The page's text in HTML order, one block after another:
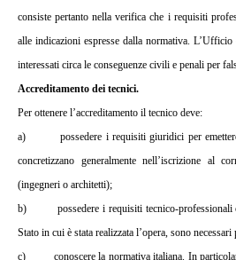
consiste pertanto nella verifica che i requisiti
alle indicazioni espresse dalla normativa.
interessati circa le conseguenze civili e penali per
Accreditamento dei tecnici.
Per ottenere l’accreditamento il tecnico deve:
a)
possedere i requisiti giuridici per
concretizzano generalmente nell’iscrizione al
(ingegneri o architetti);
b)
possedere i requisiti tecnico-
Stato in cui è stata realizzata l’opera, sono
c)
conoscere la normativa italiana. In